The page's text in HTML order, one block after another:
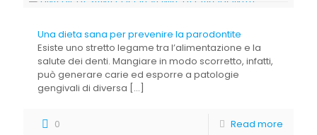
Una dieta sana per prevenire la parodontite
Esiste uno stretto legame tra l’alimentazione e la
salute dei denti. Mangiare in modo scorretto, infatti,
può generare carie ed esporre a patologie
gengivali di diversa […]
0 Read more